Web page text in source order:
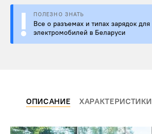
ПОЛЕЗНО ЗНАТЬ
Все о разъемах и типах зарядок для
электромобилей в Беларуси
ОПИСАНИЕ ХАРАКТЕРИСТИКИ